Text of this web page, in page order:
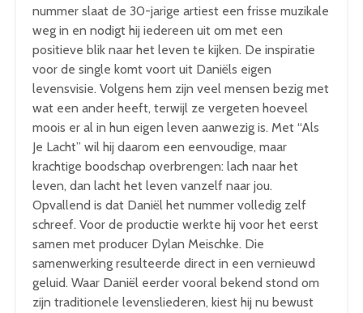
nummer slaat de 30-jarige artiest een frisse muzikale
weg in en nodigt hij iedereen uit om met een
positieve blik naar het leven te kijken. De inspiratie
voor de single komt voort uit Daniëls eigen
levensvisie. Volgens hem zijn veel mensen bezig met
wat een ander heeft, terwijl ze vergeten hoeveel
moois er al in hun eigen leven aanwezig is. Met “Als
Je Lacht” wil hij daarom een eenvoudige, maar
krachtige boodschap overbrengen: lach naar het
leven, dan lacht het leven vanzelf naar jou.
Opvallend is dat Daniël het nummer volledig zelf
schreef. Voor de productie werkte hij voor het eerst
samen met producer Dylan Meischke. Die
samenwerking resulteerde direct in een vernieuwd
geluid. Waar Daniël eerder vooral bekend stond om
zijn traditionele levensliederen, kiest hij nu bewust